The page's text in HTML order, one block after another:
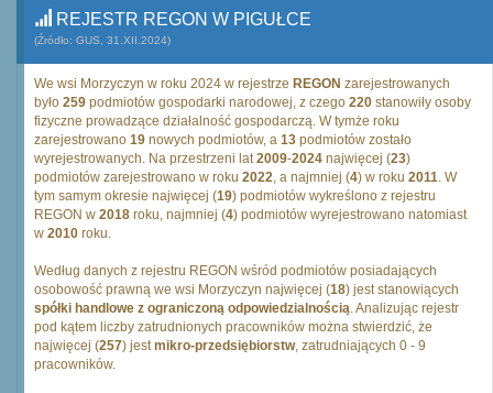
REJESTR REGON W PIGUŁCE
(Źródło: GUS, 31.XII.2024)
We wsi Morzyczyn w roku 2024 w rejestrze REGON zarejestrowanych
było 259 podmiotów gospodarki narodowej, z czego 220 stanowiły osoby
fizyczne prowadzące działalność gospodarczą. W tymże roku
zarejestrowano 19 nowych podmiotów, a 13 podmiotów zostało
wyrejestrowanych. Na przestrzeni lat2009-2024 najwięcej (23)
podmiotów zarejestrowano w roku 2022, a najmniej (4) w roku 2011. W
tym samym okresie najwięcej (19) podmiotów wykreślono z rejestru
REGON w 2018 roku, najmniej (4) podmiotów wyrejestrowano natomiast
w 2010 roku.
Według danych z rejestru REGON wśród podmiotów posiadających
osobowość prawną we wsi Morzyczyn najwięcej (18) jest stanowiących
spółki handlowe z ograniczoną odpowiedzialnością. Analizując rejestr
pod kątem liczby zatrudnionych pracowników można stwierdzić, że
najwięcej (257) jestmikro-przedsiębiorstw, zatrudniających 0 - 9
pracowników.